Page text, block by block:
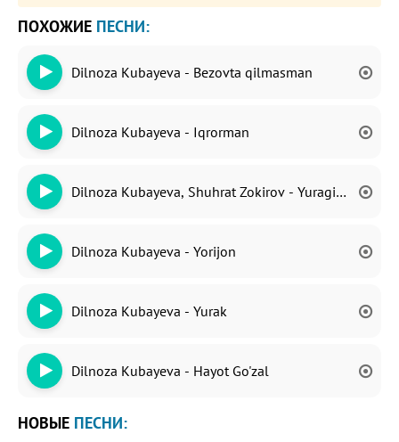
ПОХОЖИЕ ПЕСНИ:
Dilnoza Kubayeva - Bezovta qilmasman
Dilnoza Kubayeva - Iqrorman
Dilnoza Kubayeva, Shuhrat Zokirov - Yuragim Sezdi
Dilnoza Kubayeva - Yorijon
Dilnoza Kubayeva - Yurak
Dilnoza Kubayeva - Hayot Go'zal
НОВЫЕ ПЕСНИ: